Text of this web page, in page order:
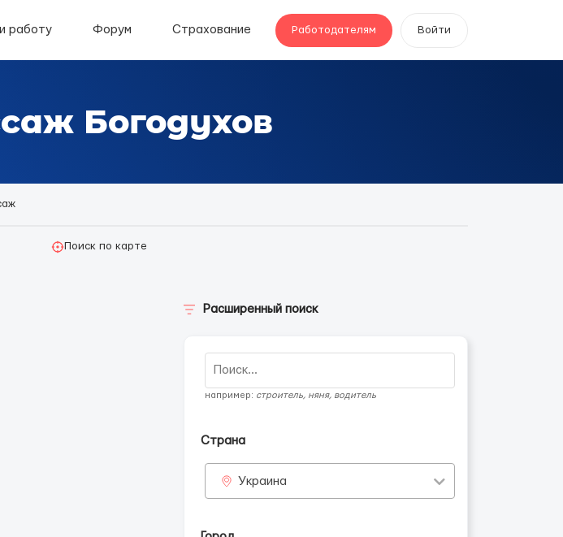
работу Форум Страхование Работодателям Войти
Богодухов
Поиск по карте
Расширенный поиск
например: строитель, няня, водитель
Страна
Украина